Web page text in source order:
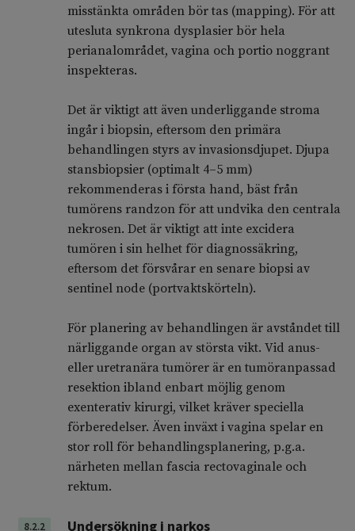
misstänkta områden bör tas (mapping). För att
utesluta synkrona dysplasier bör hela
perianalområdet, vagina och portio noggrant
inspekteras.
Det är viktigt att även underliggande stroma
ingår i biopsin, eftersom den primära
behandlingen styrs av invasionsdjupet. Djupa
stansbiopsier (optimalt 4–5 mm)
rekommenderas i första hand, bäst från
tumörens randzon för att undvika den centrala
nekrosen. Det är viktigt att inte excidera
tumören i sin helhet för diagnossäkring,
eftersom det försvårar en senare biopsi av
sentinel node (portvaktskörteln).
För planering av behandlingen är avståndet till
närliggande organ av största vikt. Vid anus-
eller uretranära tumörer är en tumöranpassad
resektion ibland enbart möjlig genom
exenterativ kirurgi, vilket kräver speciella
förberedelser. Även inväxt i vagina spelar en
stor roll för behandlingsplanering, p.g.a.
närheten mellan fascia rectovaginale och
rektum.
8.2.2 Undersökning i narkos